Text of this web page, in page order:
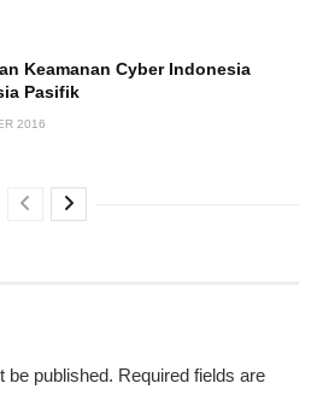
Keamanan Cyber Indonesia
Pasifik
2016
be published. Required fields are